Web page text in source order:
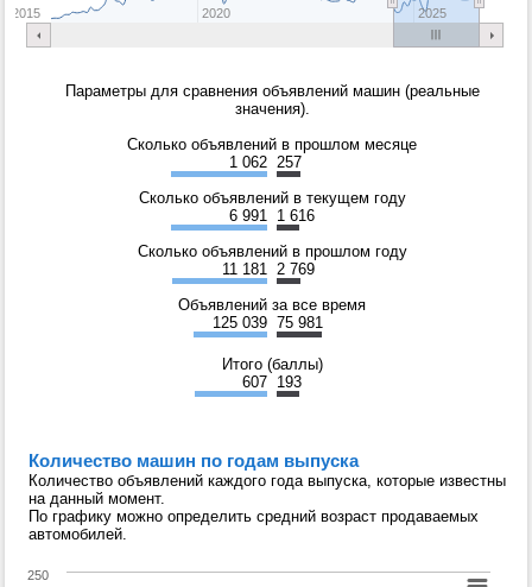
2020 2025
2015
Параметры для сравнения объявлений машин (реальные
значения).
Сколько объявлений в прошлом месяце
1 062 257
Сколько объявлений в текущем году
6 991 1 616
Сколько объявлений в прошлом году
11 181 2 769
Объявлений за все время
125 039 75 981
Итого (баллы)
607 193
Количество машин по годам выпуска
Количество объявлений каждого года выпуска, которые известны
на данный момент.
По графику можно определить средний возраст продаваемых
автомобилей.
250